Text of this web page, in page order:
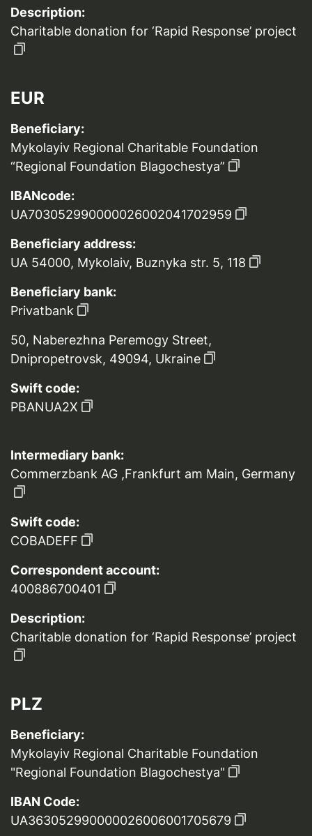
Description:
Charitable donation for ‘Rapid Response’ project
EUR
Beneficiary:
Mykolayiv Regional Charitable Foundation
“Regional Foundation Blagochestya”
IBANcode:
UA703052990000026002041702959
Beneficiary address:
UA 54000, Mykolaiv, Buznyka str. 5, 118
Beneficiary bank:
Privatbank
50, Naberezhna Peremogy Street,
Dnipropetrovsk, 49094, Ukraine
Swift code:
PBANUA2X
Intermediary bank:
Commerzbank AG ,Frankfurt am Main, Germany
Swift code:
COBADEFF
Correspondent account:
400886700401
Description:
Charitable donation for ‘Rapid Response’ project
PLZ
Beneficiary:
Mykolayiv Regional Charitable Foundation
"Regional Foundation Blagochestya"
IBAN Code:
UA363052990000026006001705679